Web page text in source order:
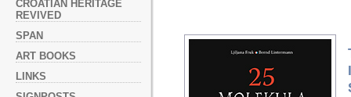
CROATIAN HERITAGE
REVIVED
SPAN
ART BOOKS
LINKS